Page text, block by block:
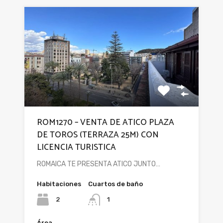
ROM1270 – VENTA DE ATICO PLAZA
DE TOROS (TERRAZA 25M) CON
LICENCIA TURISTICA
ROMAICA TE PRESENTA ATICO JUNTO…
Habitaciones
2
Cuartos de baño
1